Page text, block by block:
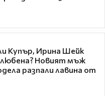
Купър, Ирина Шейк
Новият мъж
разпали лавина от